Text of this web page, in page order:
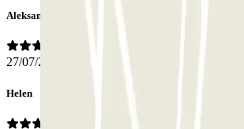
Aleksandar
27/07/2026
Helen